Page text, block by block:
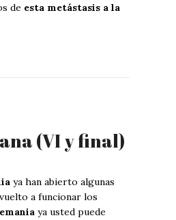
de esta metástasis a la
(VI y final)
ya han abierto algunas
a funcionar los
ya usted puede